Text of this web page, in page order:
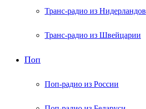
Транс-радио из Нидерландов
Транс-радио из Швейцарии
Поп
Поп-радио из России